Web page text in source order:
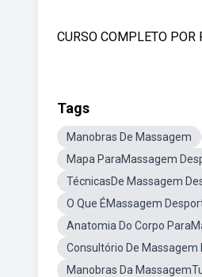
CURSO COMPLETO
Tags
Manobras De Massagem
Mapa ParaMassagem
TécnicasDe Massagem
O Que ÉMassagem
Anatomia Do Corpo
Consultório De Massagem
Manobras Da